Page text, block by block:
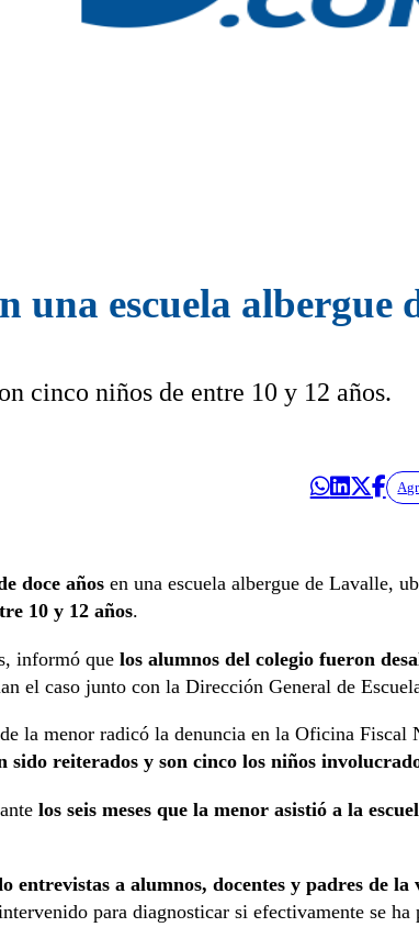
una escuela albergue
cinco niños de entre 10 y 12 años.
doce años en una escuela albergue de Lavalle,
10 y 12 años.
informó que los alumnos del colegio fueron
el caso junto con la Dirección General de
la menor radicó la denuncia en la Oficina Fiscal
sido reiterados y son cinco los niños
los seis meses que la menor asistió a la
entrevistas a alumnos, docentes y padres de la
para diagnosticar si efectivamente se ha